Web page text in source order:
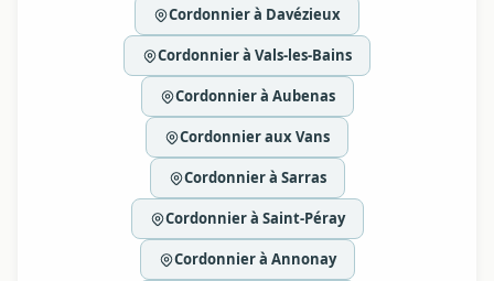
Cordonnier à Davézieux
Cordonnier à Vals-les-Bains
Cordonnier à Aubenas
Cordonnier aux Vans
Cordonnier à Sarras
Cordonnier à Saint-Péray
Cordonnier à Annonay